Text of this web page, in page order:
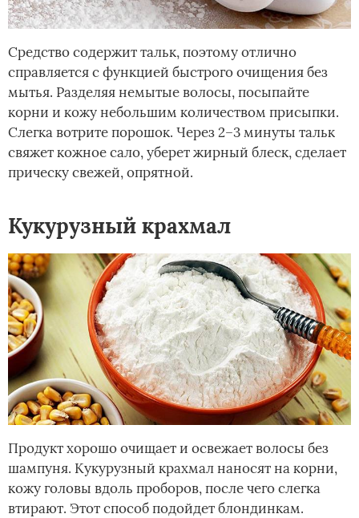
Средство содержит тальк, поэтому отлично
справляется с функцией быстрого очищения без
мытья. Разделяя немытые волосы, посыпайте
корни и кожу небольшим количеством присыпки.
Слегка вотрите порошок. Через 2–3 минуты тальк
свяжет кожное сало, уберет жирный блеск, сделает
прическу свежей, опрятной.
Кукурузный крахмал
Продукт хорошо очищает и освежает волосы без
шампуня. Кукурузный крахмал наносят на корни,
кожу головы вдоль проборов, после чего слегка
втирают. Этот способ подойдет блондинкам.